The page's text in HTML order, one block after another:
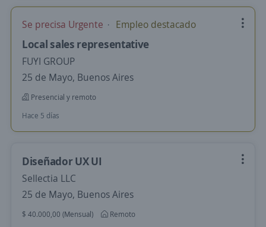
Se precisa Urgente Empleo destacado
Local sales representative
FUYI GROUP
25 de Mayo, Buenos Aires
Presencial y remoto
Hace 5 días
Diseñador UX UI
Sellectia LLC
25 de Mayo, Buenos Aires
$ 40.000,00 (Mensual)
Remoto